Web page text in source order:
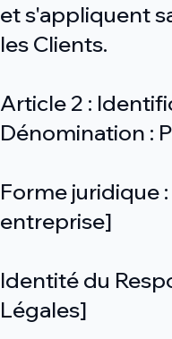
et s'appliquent
les Clients.
Article 2 :
Dénomination :
Forme juridique
entreprise]
Identité du
Légales]